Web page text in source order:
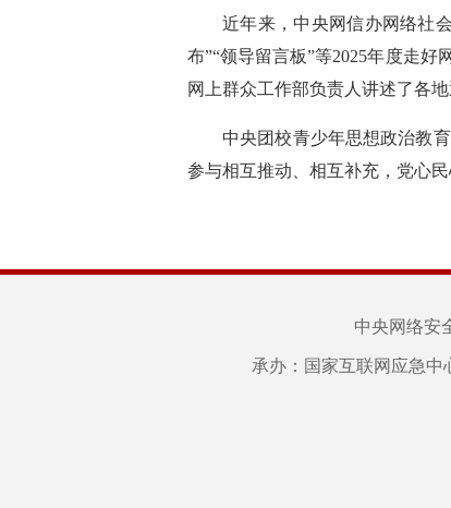
近年来，中央网信办网络社
布”“领导留言板”等2025年度走
网上群众工作部负责人讲述了各
中央团校青少年思想政治教
参与相互推动、相互补充，党心民
中央网络安
承办：国家互联网应急